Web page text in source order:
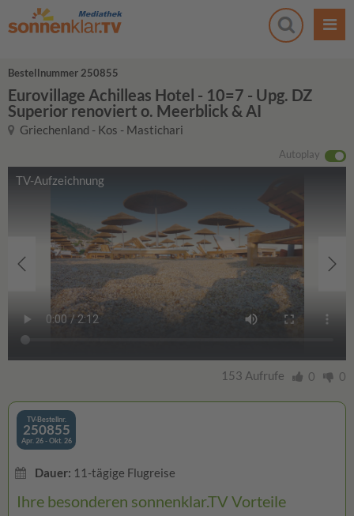
Bestellnummer 250855
Eurovillage Achilleas Hotel - 10=7 - Upg. DZ
Superior renoviert o. Meerblick & AI
Griechenland - Kos - Mastichari
Autoplay
TV-Aufzeichnung
153 Aufrufe 0 0
TV-Bestellnr.
250855
Apr. 26 - Okt. 26
Dauer: 11-tägige Flugreise
Ihre besonderen sonnenklar.TV Vorteile